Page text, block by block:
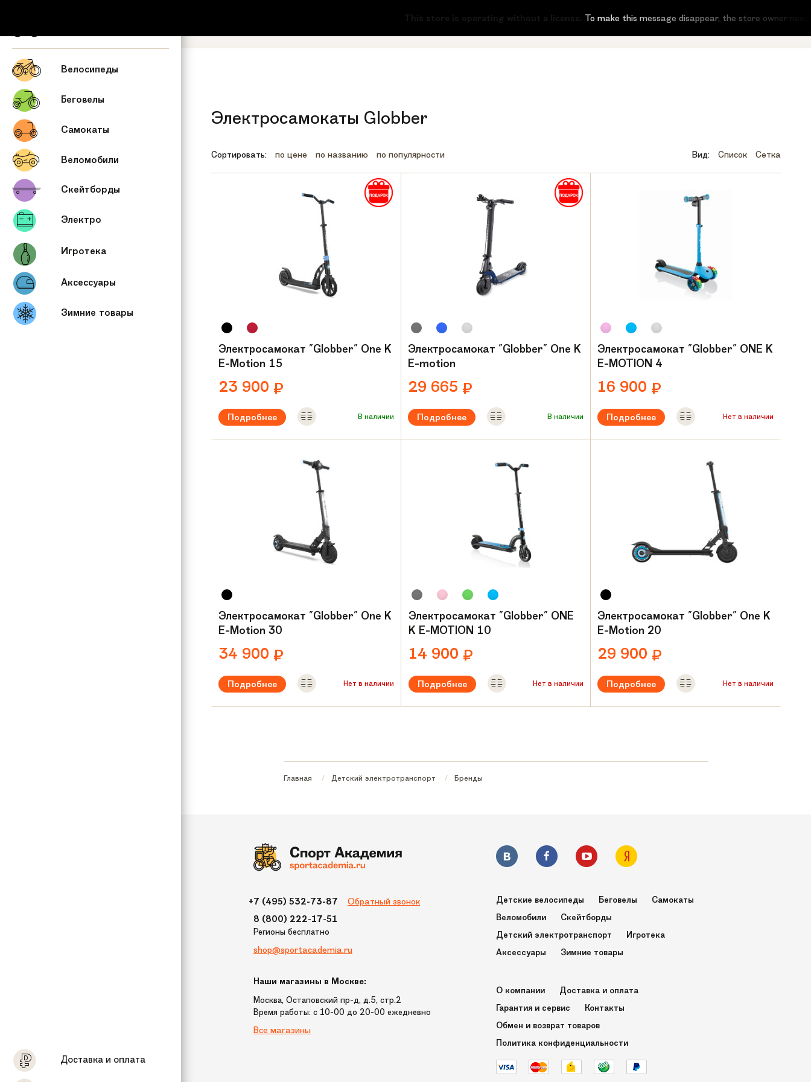
This store is operating without a license.To make this message disappear, the store owner
Велосипеды
Беговелы
Самокаты
Веломобили
Скейтборды
Электро
Игротека
Аксессуары
Зимние товары
Доставка и оплата
8 (800) 222-17-51
Электросамокаты Globber
Сортировать: по цене по названию по популярности Вид: Список Сетка
Электросамокат "Globber" One K
E-Motion 15
23 900 ₽
Подробнее В наличии
Мощность:250 W
Электросамокат "Globber" One K
E-motion
29 665 ₽
Подробнее В наличии
Мощность:250 W
Электросамокат "Globber" ONE K
E-MOTION 4
16 900 ₽
Подробнее Нет в наличии
Мощность:80 W
Электросамокат "Globber" One K
E-Motion 30
34 900 ₽
Подробнее Нет в наличии
Мощность:350 W
Электросамокат "Globber" ONE
K E-MOTION 10
14 900 ₽
Подробнее Нет в наличии
Мощность:150 W
Электросамокат "Globber" One K
E-Motion 20
29 900 ₽
Подробнее Нет в наличии
Мощность:350 W
Главная Детский электротранспорт Бренды
+7 (495) 532-73-87 Обратный звонок
8 (800) 222-17-51
Регионы бесплатно
shop@sportacademia.ru
Наши магазины в Москве:
Москва, Остаповский пр-д, д.5, стр.2
Время работы: c 10-00 до 20-00 ежедневно
Все магазины
Детские велосипеды Беговелы
Самокаты
Веломобили
Скейтборды
Детский электротранспорт
Игротека
Аксессуары
Зимние товары
О компании
Доставка и оплата
Гарантия и сервис
Контакты
Обмен и возврат товаров
Политика конфиденциальности